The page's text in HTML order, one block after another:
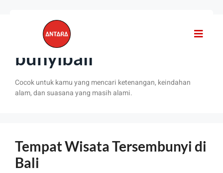
#tempatwisatatersem
bunyibali
Cocok untuk kamu yang mencari ketenangan, keindahan
alam, dan suasana yang masih alami.
Tempat Wisata Tersembunyi di
Bali